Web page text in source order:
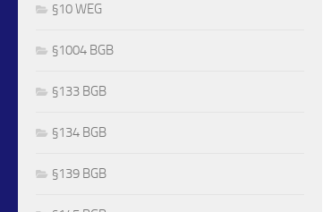
§10 WEG
§1004 BGB
§133 BGB
§134 BGB
§139 BGB